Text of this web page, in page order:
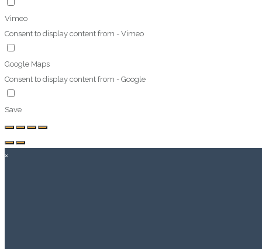
Vimeo
Consent to display content from - Vimeo
Google Maps
Consent to display content from - Google
Save
×